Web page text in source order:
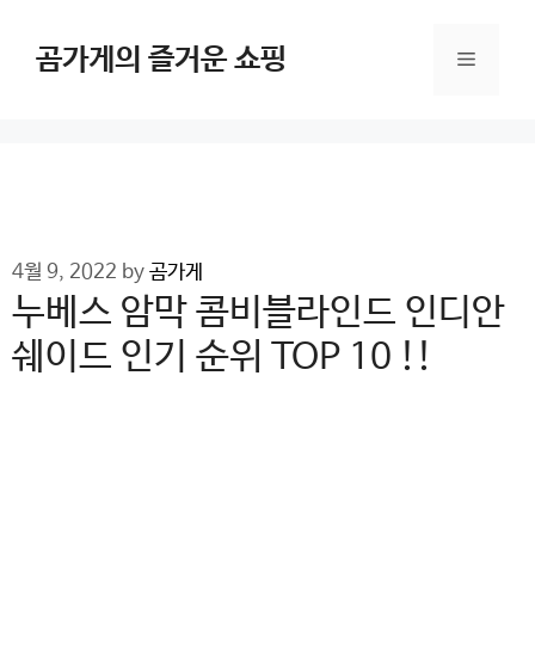
content곰가게의 즐거운 쇼핑 Menu
4월 9, 2022 by 곰가게
누베스 암막 콤비블라인드 인디안
쉐이드 인기 순위 TOP 10 !!